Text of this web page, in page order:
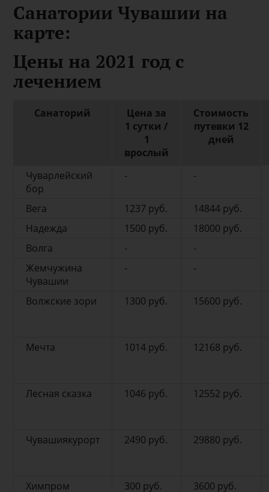
Санатории Чувашии на
карте:
Цены на 2021 год с
лечением
Санаторий
Цена за
1 сутки /
1
врослый
Стоимость
путевки 12
дней
Чуварлейский
бор
- -
Вега 1237 руб.
14844 руб.
Надежда
1500 руб.
18000 руб.
Волга
-
-
Жемчужина
Чувашии
- -
Волжские зори 1300 руб. 15600 руб.
Мечта 1014 руб. 12168 руб.
Лесная сказка 1046 руб. 12552 руб.
Чувашиякурорт 2490 руб. 29880 руб.
Химпром 300 руб. 3600 руб.